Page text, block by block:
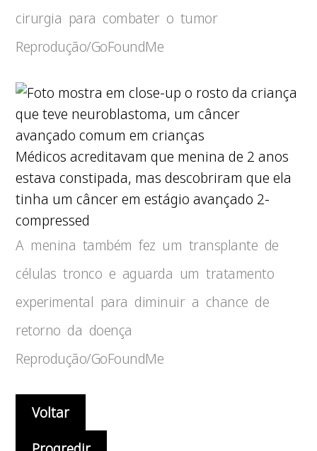
cirurgia para combater o tumor
Reprodução/GoFoundMe
Médicos acreditavam que menina de 2 anos
estava constipada, mas descobriram que ela
tinha um câncer em estágio avançado 2-
compressed
A menina também fez um transplante de
células tronco e aguarda um tratamento
experimental para diminuir a chance de
retorno da doença
Reprodução/GoFoundMe
Voltar